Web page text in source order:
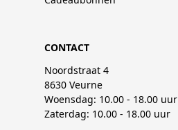
CONTACT
Noordstraat 4
8630 Veurne
Woensdag: 10.00 - 18.00 uur
Zaterdag: 10.00 - 18.00 uur